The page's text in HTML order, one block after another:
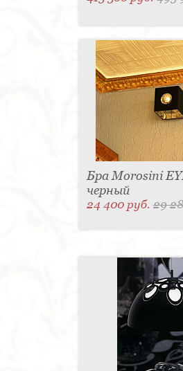
Бра Morosini
черный
24 400 руб.29